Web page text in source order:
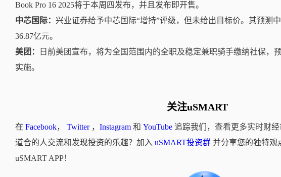
Book Pro 16 2025将于本周四发布，并且发布即开售。
中芯国际： 兴业证券给予中芯国际“增持”评级，但未给出目标价。其预测
36.87亿元。
美团：
日前美团宣布，将为全国范围内的全职及稳定兼职骑手缴纳社保，
实施。
关注uSMART
在 Facebook， Twitter， Instagram 和 YouTube 追踪我们，查看更多实时财
道合的人交流和发现投资的乐趣？加入 uSMART投资群 并分享您的独特观
uSMART APP！